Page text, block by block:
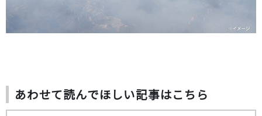
あわせて読んでほしい記事はこちら